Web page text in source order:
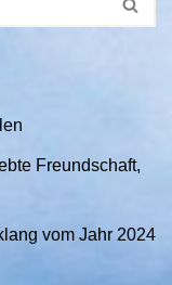
Freundschaft,
vom Jahr 2024